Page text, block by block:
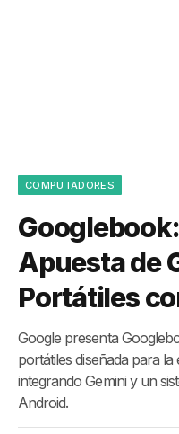
COMPUTADORES
Apuesta de
Portátiles
Google presenta
portátiles diseñada para la
integrando Gemini y un
Android.